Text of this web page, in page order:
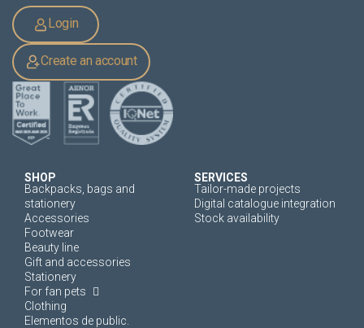
Login
Create an account
SHOP
Backpacks, bags and
stationery
Accessories
Footwear
Beauty line
Gift and accessories
Stationery
For fan pets
Clothing
Elementos de public.
SERVICES
Tailor-made projects
Digital catalogue integration
Stock availability